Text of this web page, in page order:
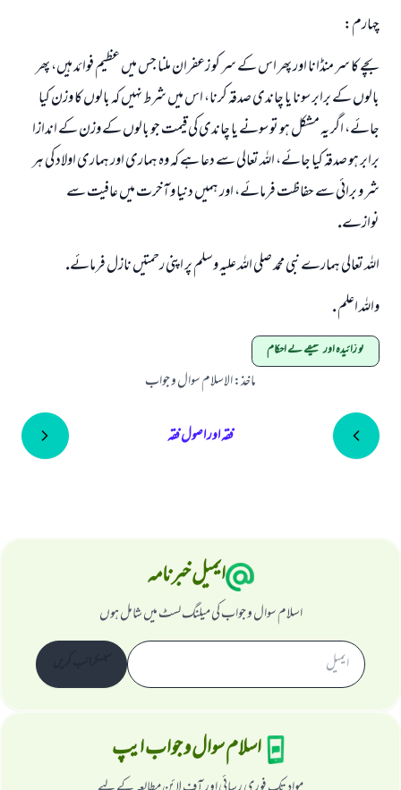
چہارم:
بچے كا سر منڈانا اور پھر اس كے سر كو زعفران ملنا جس ميں عظيم فوائد ہيں، پھر
بالوں كے برابر سونا يا چاندى صدقہ كرنا، اس ميں شرط نہيں كہ بالوں كا وزن كيا
جائے، اگر يہ مشكل ہو تو سونے يا چاندى كى قيمت جو بالوں كے وزن كے اندازا
برابر ہو صدقہ كيا جائے، اللہ تعالى سے دعا ہے كہ وہ ہمارى اور ہمارى اولاد كى ہر
شر و برائى سے حفاظت فرمائے، اور ہميں دنيا و آخرت ميں عافيت سے
نوازے.
اللہ تعالى ہمارے نبى محمد صلى اللہ عليہ وسلم پر اپنى رحمتيں نازل فرمائے.
واللہ اعلم .
نو زائیدہ اور عقیقے کے احکام
ماخذ:الاسلام سوال و جواب
فقہ اور اصول فقہ
ایمیل خبرنامہ
اسلام سوال و جواب کی میلنگ لسٹ میں شامل ہوں
اسلام سوال و جواب ایپ